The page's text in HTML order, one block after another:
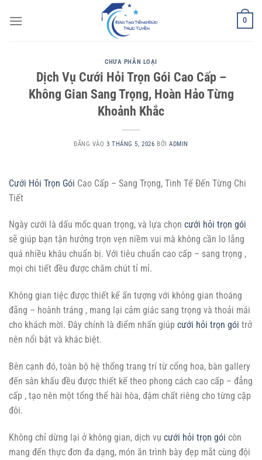
qua
0
CHƯA PHÂN LOẠI
Dịch Vụ Cưới Hỏi Trọn Gói Cao Cấp –
Không Gian Sang Trọng, Hoàn Hảo Từng
Khoảnh Khắc
ĐĂNG VÀO 3 THÁNG 5, 2026 BỞIADMIN
Cưới Hỏi Trọn Gói Cao Cấp – Sang Trọng, Tinh Tế Đến Từng Chi
Tiết
Ngày cưới là dấu mốc quan trọng, và lựa chọn cưới hỏi trọn gói
sẽ giúp bạn tận hưởng trọn vẹn niềm vui mà không cần lo lắng
quá nhiều khâu chuẩn bị. Với tiêu chuẩn cao cấp – sang trọng ,
mọi chi tiết đều được chăm chút tỉ mỉ.
Không gian tiệc được thiết kế ấn tượng với không gian thoáng
đãng – hoành tráng , mang lại cảm giác sang trọng và thoải mái
cho khách mời. Đây chính là điểm nhấn giúp cưới hỏi trọn gói trở
nên nổi bật và khác biệt.
Bên cạnh đó, toàn bộ hệ thống trang trí từ cổng hoa, bàn gallery
đến sân khấu đều được thiết kế theo phong cách cao cấp – đẳng
cấp , tạo nên một tổng thể hài hòa, đậm chất riêng cho từng cặp
đôi.
Không chỉ dừng lại ở không gian, dịch vụ cưới hỏi trọn gói còn
mang đến thực đơn đa dạng, món ăn trình bày đẹp mắt cùng đội